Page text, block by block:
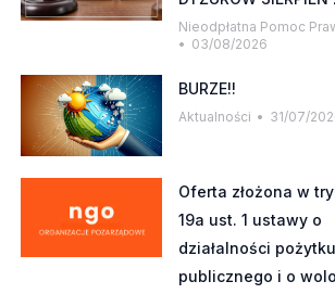
Nieodpłatna Pomoc
03/08/2026
BURZE!!
Aktualności 31/07/
Oferta złożona w
19a ust. 1 ustawy o
działalności pożytku
publicznego i o